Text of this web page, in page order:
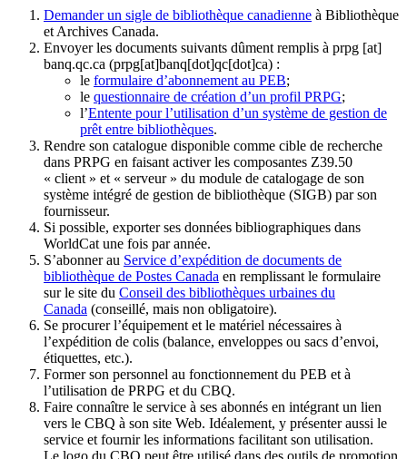
Demander un sigle de bibliothèque canadienne à Bibliothèque
et Archives Canada.
Envoyer les documents suivants dûment remplis à prpg [at]
banq.qc.ca (prpg[at]banq[dot]qc[dot]ca) :
le formulaire d’abonnement au PEB;
le questionnaire de création d’un profil PRPG;
l’Entente pour l’utilisation d’un système de gestion de
prêt entre bibliothèques.
Rendre son catalogue disponible comme cible de recherche
dans PRPG en faisant activer les composantes Z39.50
« client » et « serveur » du module de catalogage de son
système intégré de gestion de bibliothèque (SIGB) par son
fournisseur.
Si possible, exporter ses données bibliographiques dans
WorldCat une fois par année.
S’abonner au Service d’expédition de documents de
bibliothèque de Postes Canada en remplissant le formulaire
sur le site du Conseil des bibliothèques urbaines du
Canada (conseillé, mais non obligatoire).
Se procurer l’équipement et le matériel nécessaires à
l’expédition de colis (balance, enveloppes ou sacs d’envoi,
étiquettes, etc.).
Former son personnel au fonctionnement du PEB et à
l’utilisation de PRPG et du CBQ.
Faire connaître le service à ses abonnés en intégrant un lien
vers le CBQ à son site Web. Idéalement, y présenter aussi le
service et fournir les informations facilitant son utilisation.
Le logo du CBQ peut être utilisé dans des outils de promotion